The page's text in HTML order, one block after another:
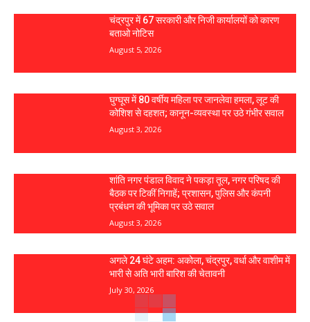
चंद्रपुर में 67 सरकारी और निजी कार्यालयों को कारण
बताओ नोटिस
August 5, 2026
घुग्घूस में 80 वर्षीय महिला पर जानलेवा हमला, लूट की
कोशिश से दहशत; कानून-व्यवस्था पर उठे गंभीर सवाल
August 3, 2026
शांति नगर पंडाल विवाद ने पकड़ा तूल, नगर परिषद की
बैठक पर टिकीं निगाहें; प्रशासन, पुलिस और कंपनी
प्रबंधन की भूमिका पर उठे सवाल
August 3, 2026
अगले 24 घंटे अहम: अकोला, चंद्रपुर, वर्धा और वाशीम में
भारी से अति भारी बारिश की चेतावनी
July 30, 2026